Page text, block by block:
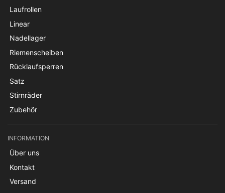
Laufrollen
Linear
Nadellager
Riemenscheiben
Rücklaufsperren
Satz
Stirnräder
Zubehör
INFORMATION
Über uns
Kontakt
Versand